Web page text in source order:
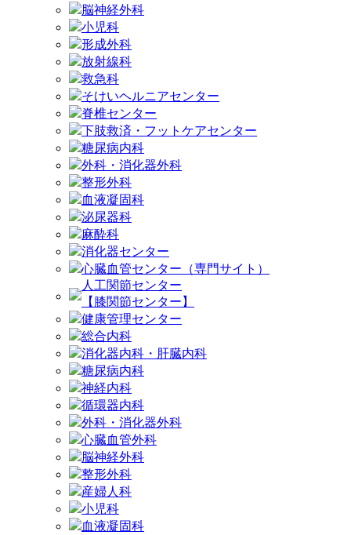
脳神経外科
小児科
形成外科
放射線科
救急科
そけいヘルニアセンター
脊椎センター
下肢救済・フットケアセンター
糖尿病内科
外科・消化器外科
整形外科
血液凝固科
泌尿器科
麻酔科
消化器センター
心臓血管センター（専門サイト）
人工関節センター
【膝関節センター】
健康管理センター
総合内科
消化器内科・肝臓内科
糖尿病内科
神経内科
循環器内科
外科・消化器外科
心臓血管外科
脳神経外科
整形外科
産婦人科
小児科
血液凝固科